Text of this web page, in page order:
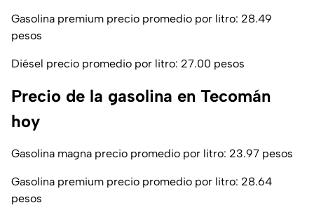
Gasolina premium precio promedio por litro: 28.49
pesos
Diésel precio promedio por litro: 27.00 pesos
Precio de la gasolina en Tecomán
hoy
Gasolina magna precio promedio por litro: 23.97 pesos
Gasolina premium precio promedio por litro: 28.64
pesos